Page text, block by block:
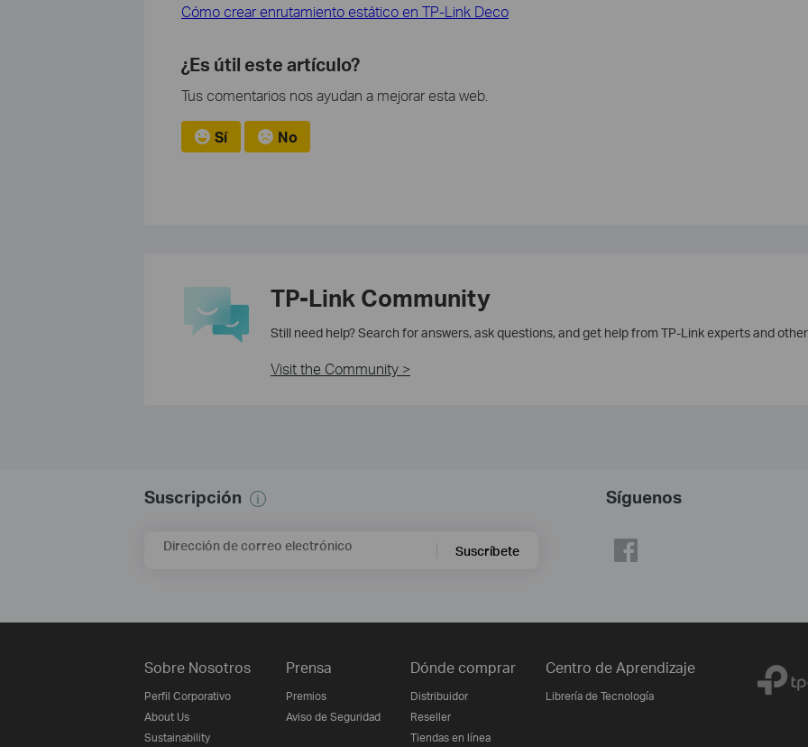
Cómo crear enrutamiento estático en TP-Link Deco
¿Es útil este artículo?
Tus comentarios nos ayudan a mejorar esta web.
Sí No
TP-Link Community
Still need help? Search for answers, ask questions, and get help from TP-Link experts and
Visit the Community >
Suscripción
Dirección de correo electrónico Suscríbete
Síguenos
Sobre Nosotros
Perfil Corporativo
About Us
Sustainability
Prensa
Premios
Aviso de Seguridad
Dónde comprar
Distribuidor
Reseller
Tiendas en línea
Centro de Aprendizaje
Librería de Tecnología